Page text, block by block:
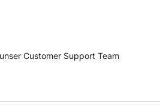
Customer Support Team